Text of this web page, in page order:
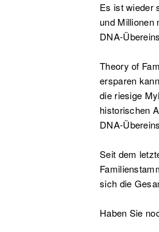
Es ist wieder
und Millionen
DNA-
Theory of
ersparen
die riesige
historischen
DNA-
Seit dem
sich die
Haben Sie